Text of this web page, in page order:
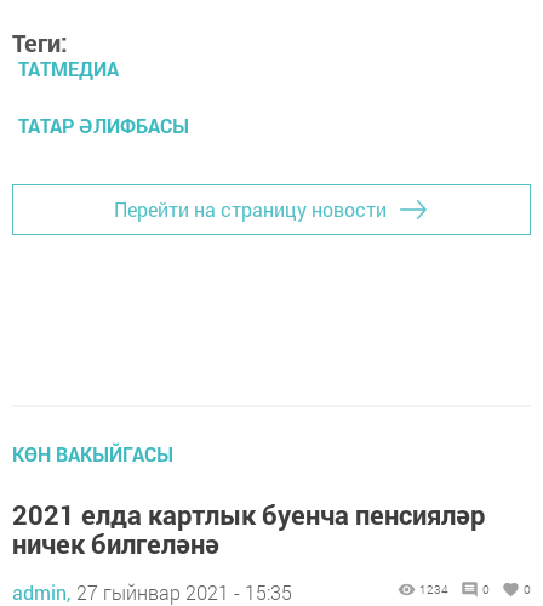
Теги:
ТАТМЕДИА
ТАТАР ӘЛИФБАСЫ
Перейти на страницу новости
КӨН ВАКЫЙГАСЫ
2021 елда картлык буенча пенсияләр
ничек билгеләнә
admin, 27 гыйнвар 2021 - 15:35 1234 0 0